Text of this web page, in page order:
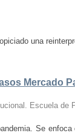
una
Mercado
Escuela de
Se